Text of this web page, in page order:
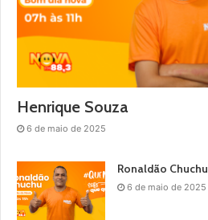
Henrique Souza
6 de maio de 2025
Ronaldão Chuchu
6 de maio de 2025